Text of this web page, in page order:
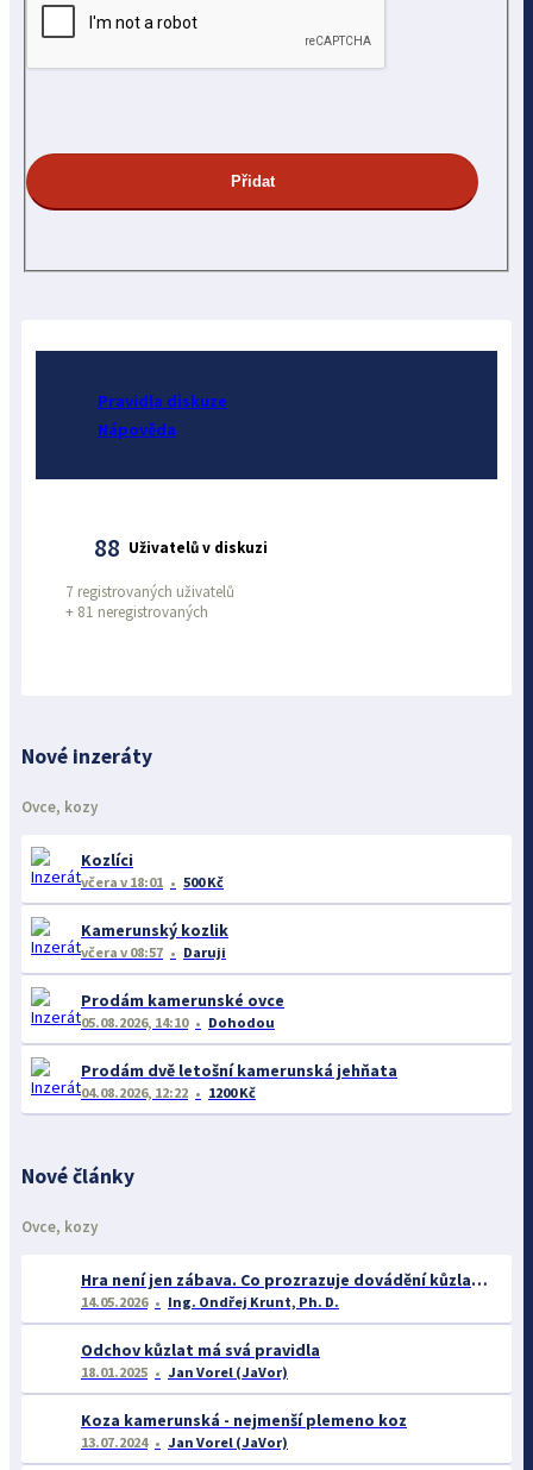
Pravidla diskuze
Nápověda
88 Uživatelů v diskuzi
7 registrovaných uživatelů
+ 81 neregistrovaných
Nové inzeráty
Ovce, kozy
Kozlíci
včera v 18:01 500 Kč
Kamerunský kozlik
včera v 08:57 Daruji
Prodám kamerunské ovce
05.08.2026, 14:10 Dohodou
Prodám dvě letošní kamerunská jehňata
04.08.2026, 12:22 1200 Kč
Nové články
Ovce, kozy
Hra není jen zábava. Co prozrazuje dovádění kůzlat o jejich welfare?
14.05.2026 Ing. Ondřej Krunt, Ph. D.
Odchov kůzlat má svá pravidla
18.01.2025 Jan Vorel (JaVor)
Koza kamerunská - nejmenší plemeno koz
13.07.2024 Jan Vorel (JaVor)